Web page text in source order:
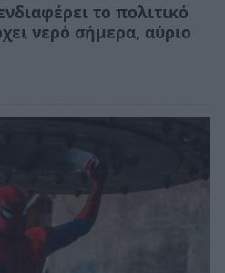
το πολιτικό
νερό σήμερα, αύριο